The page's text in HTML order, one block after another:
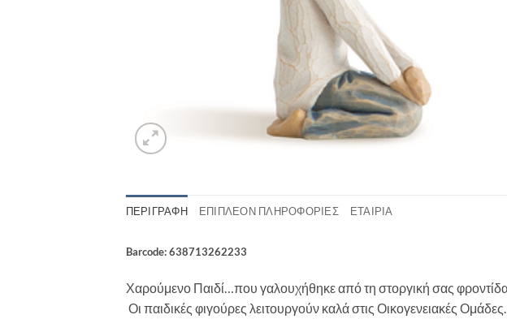
ΠΕΡΙΓΡΑΦΉ ΕΠΙΠΛΈΟΝ ΠΛΗΡΟΦΟΡΊΕΣ ΕΤΑΙΡΊΑ
Barcode: 638713262233
Χαρούμενο Παιδί…που γαλουχήθηκε από τη στοργική σας
Οι παιδικές φιγούρες λειτουργούν καλά στις Οικογενειακές